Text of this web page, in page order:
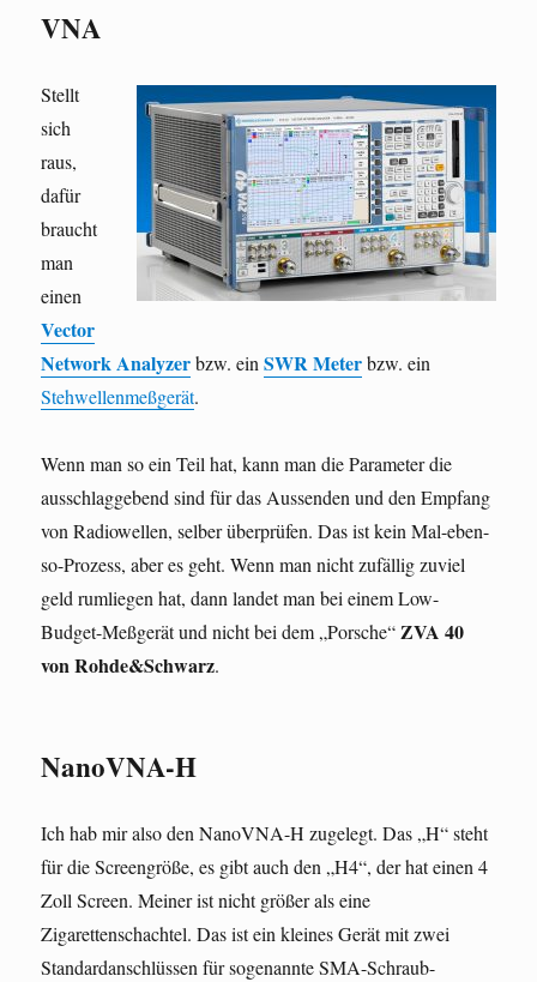
VNA
Stellt
sich
raus,
dafür
braucht
man
einen
Vector
Network Analyzerbzw. einSWR Meterbzw. ein
Stehwellenmeßgerät.
Wenn man so ein Teil hat, kann man die Parameter die
ausschlaggebend sind für das Aussenden und den Empfang
von Radiowellen, selber überprüfen. Das ist kein Mal-eben-
so-Prozess, aber es geht. Wenn man nicht zufällig zuviel
geld rumliegen hat, dann landet man bei einem Low-
Budget-Meßgerät und nicht bei dem „Porsche“ ZVA 40
von Rohde&Schwarz.
NanoVNA-H
Ich hab mir also den NanoVNA-H zugelegt. Das „H“ steht
für die Screengröße, es gibt auch den „H4“, der hat einen 4
Zoll Screen. Meiner ist nicht größer als eine
Zigarettenschachtel. Das ist ein kleines Gerät mit zwei
Standardanschlüssen für sogenannte SMA-Schraub-